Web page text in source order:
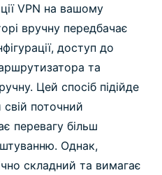
VPN на вашому
вручну передбачає
доступ до
та
Цей спосіб підійде
поточний
перевагу більш
Однак,
складний та вимагає